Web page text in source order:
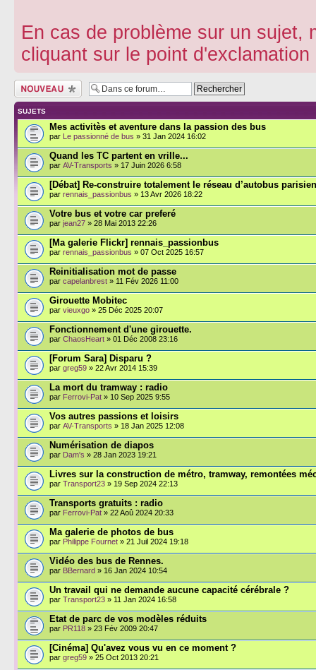
En cas de problème sur un sujet,
cliquant sur le point
Écrire un nouveau
sujet
SUJETS
Mes activitès et aventure dans la passion des bus
par Le passionné de bus » 31 Jan 2024 16:02
Quand les TC partent en vrille...
par AV-Transports » 17 Juin 2026 6:58
[Débat] Re-construire totalement le réseau d’autobus
par rennais_passionbus » 13 Avr 2026 18:22
Votre bus et votre car preferé
par jean27 » 28 Mai 2013 22:26
[Ma galerie Flickr] rennais_passionbus
par rennais_passionbus » 07 Oct 2025 16:57
Reinitialisation mot de passe
par capelanbrest » 11 Fév 2026 11:00
Girouette Mobitec
par vieuxgo » 25 Déc 2025 20:07
Fonctionnement d'une girouette.
par ChaosHeart » 01 Déc 2008 23:16
[Forum Sara] Disparu ?
par greg59 » 22 Avr 2014 15:39
La mort du tramway : radio
par Ferrovi-Pat » 10 Sep 2025 9:55
Vos autres passions et loisirs
par AV-Transports » 18 Jan 2025 12:08
Numérisation de diapos
par Dam's » 28 Jan 2023 19:21
Livres sur la construction de métro, tramway, remontées
par Transport23 » 19 Sep 2024 22:13
Transports gratuits : radio
par Ferrovi-Pat » 22 Aoû 2024 20:33
Ma galerie de photos de bus
par Philippe Fournet » 21 Juil 2024 19:18
Vidéo des bus de Rennes.
par BBernard » 16 Jan 2024 10:54
Un travail qui ne demande aucune capacité cérébrale ?
par Transport23 » 11 Jan 2024 16:58
Etat de parc de vos modèles réduits
par PR118 » 23 Fév 2009 20:47
[Cinéma] Qu'avez vous vu en ce moment ?
par greg59 » 25 Oct 2013 20:21